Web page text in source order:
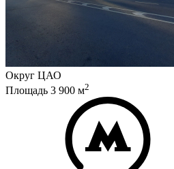
Округ ЦАО
Площадь 3 900 м2